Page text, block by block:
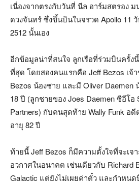
เนื่องจากตรงกับวันที่ นีล อาร์มสตรอง
ดวงจันทร์ ซึ่งขึ้นบินในจรวด Apollo 11
2512 นั้นเอง
อีกข้อมูลน่าที่สนใจ ลูกเรือที่ร่วมบินครั้ง
ที่สุด โดยสองคนแรกคือ Jeff Bezos เจ้
Bezos น้องชาย และมี Oliver
18 ปี (ลูกชายของ Joes Daemen ซีอีโอ
Partners) กับคนสุดท้าย Wally Funk อ
อายุ 82 ปี
ท้ายนี้ Jeff Bezos ก็มีความตั้งใจที่จะเจ
อวกาศในอนาคต เช่นเดียวกับ Richard
Galactic แต่ยังไม่เผยค่าตั๋ว และกำหน